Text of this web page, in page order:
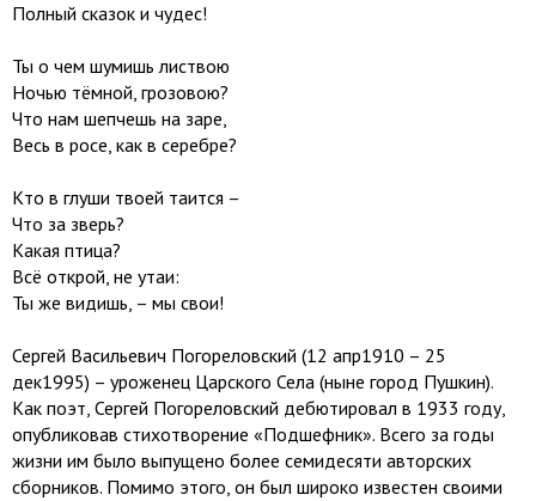
Полный сказок и чудес!
Ты о чем шумишь листвою
Ночью тёмной, грозовою?
Что нам шепчешь на заре,
Весь в росе, как в серебре?
Кто в глуши твоей таится –
Что за зверь?
Какая птица?
Всё открой, не утаи:
Ты же видишь, – мы свои!
Сергей Васильевич Погореловский (12 апр1910 – 25
дек1995) – уроженец Царского Села (ныне город Пушкин).
Как поэт, Сергей Погореловский дебютировал в 1933 году,
опубликовав стихотворение «Подшефник». Всего за годы
жизни им было выпущено более семидесяти авторских
сборников. Помимо этого, он был широко известен своими